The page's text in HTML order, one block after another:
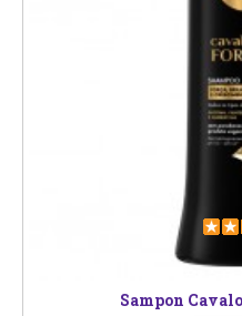
Sampon